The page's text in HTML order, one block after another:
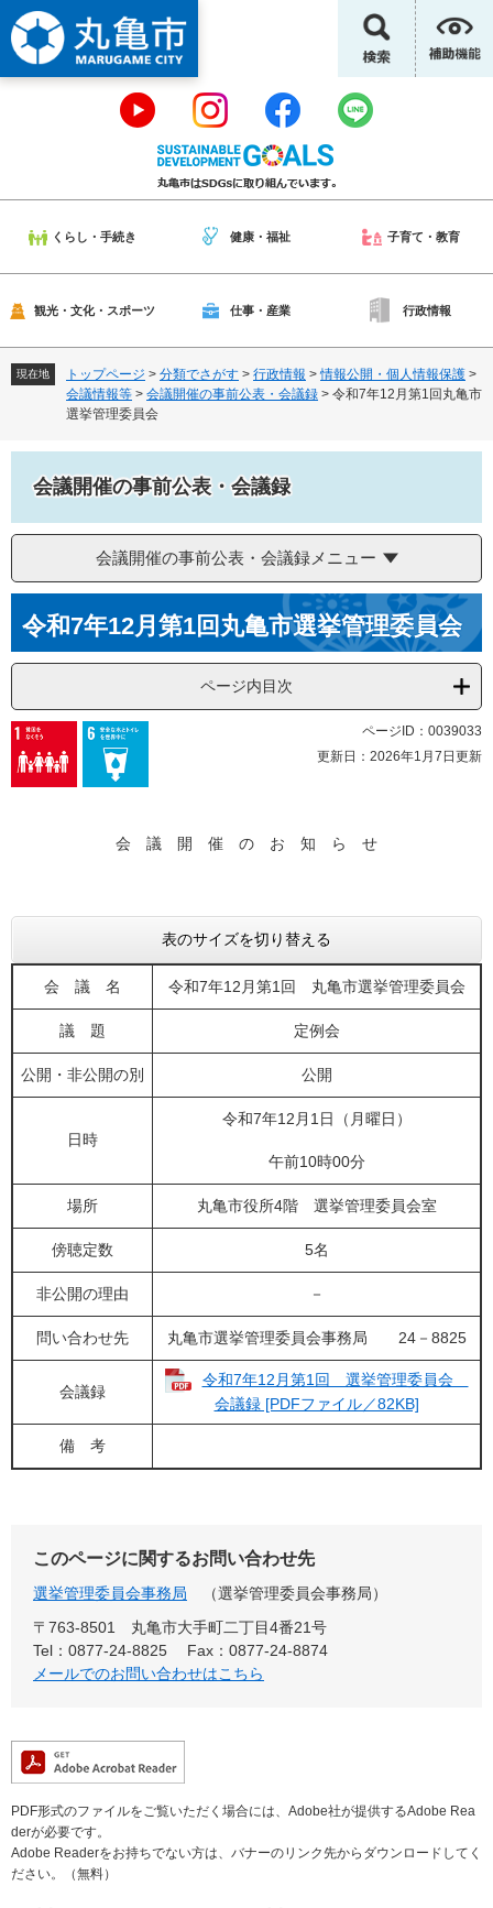
ー
ジ
の
。
ニ
ュ
ー
て
くらし・手続き 健康・福祉 子育て・教育
観光・文化・スポーツ 仕事・産業 行政情報
現在地 トップページ > 分類でさがす > 行政情報 >情報公開・個人情報保護 >
会議情報等 > 会議開催の事前公表・会議録 > 令和7年12月第1回丸亀市
選挙管理委員会
会議開催の事前公表・会議録
会議開催の事前公表・会議録メニュー
文令和7年12月第1回丸亀市選挙管理委員会
ページ内目次
ページID：0039033
更新日：2026年1月7日更新
会 議 開 催 の お 知 ら せ
表のサイズを切り替える
会 議 名 令和7年12月第1回 丸亀市選挙管理委員会
議 題 定例会
公開・非公開の別 公開
日時
令和7年12月1日（月曜日）
午前10時00分
場所 丸亀市役所4階 選挙管理委員会室
傍聴定数 5名
非公開の理由 －
問い合わせ先 丸亀市選挙管理委員会事務局 24－8825
会議録
令和7年12月第1回 選挙管理委員会
会議録 [PDFファイル／82KB]
備 考
このページに関するお問い合わせ先
選挙管理委員会事務局
選挙管理委員会事務局
〒763-8501 丸亀市大手町二丁目4番21号
Tel：0877-24-8825
Fax：0877-24-8874
メールでのお問い合わせはこちら
PDF形式のファイルをご覧いただく場合には、Adobe社が提供するAdobe Rea
derが必要です。
Adobe Readerをお持ちでない方は、バナーのリンク先からダウンロードしてく
ださい。（無料）